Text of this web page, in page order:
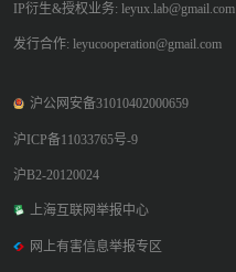
IP衍生&授权业务: leyux.lab@gmail.com
发行合作: leyucooperation@gmail.com
沪公网安备31010402000659
沪ICP备11033765号-9
沪B2-20120024
上海互联网举报中心
网上有害信息举报专区